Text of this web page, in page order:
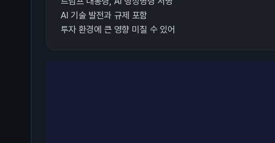
AI 기술 발전과 규제 포함
투자 환경에 큰 영향 미칠 수 있어